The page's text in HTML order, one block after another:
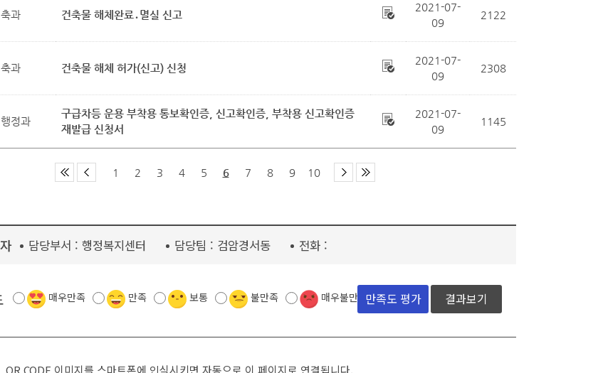
과 건축물 해체완료․멸실 신고
2021-07-
09
2122
과 건축물 해체 허가(신고) 신청
2021-07-
09
2308
정과
구급차등 운용 부착용 통보확인증, 신고확인증, 부착용 신고확인증
재발급 신청서
2021-07-
09
1145
1 2 3 4 5 6 7 8 9 10
담당부서 : 행정복지센터 담당팀 : 검암경서동 전화 :
매우만족 만족 보통 불만족 매우불만족 결과보기
QR CODE 이미지를 스마트폰에 인식시키면 자동으로 이 페이지로 연결됩니다.